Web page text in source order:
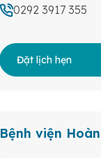
0292 3917 355
Đặt lịch hẹn
Bệnh viện